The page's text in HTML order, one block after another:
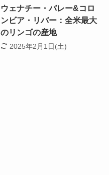
ウェナチー・バレー&コロ
ンビア・リバー：全米最大
のリンゴの産地
2025年2月1日(土)